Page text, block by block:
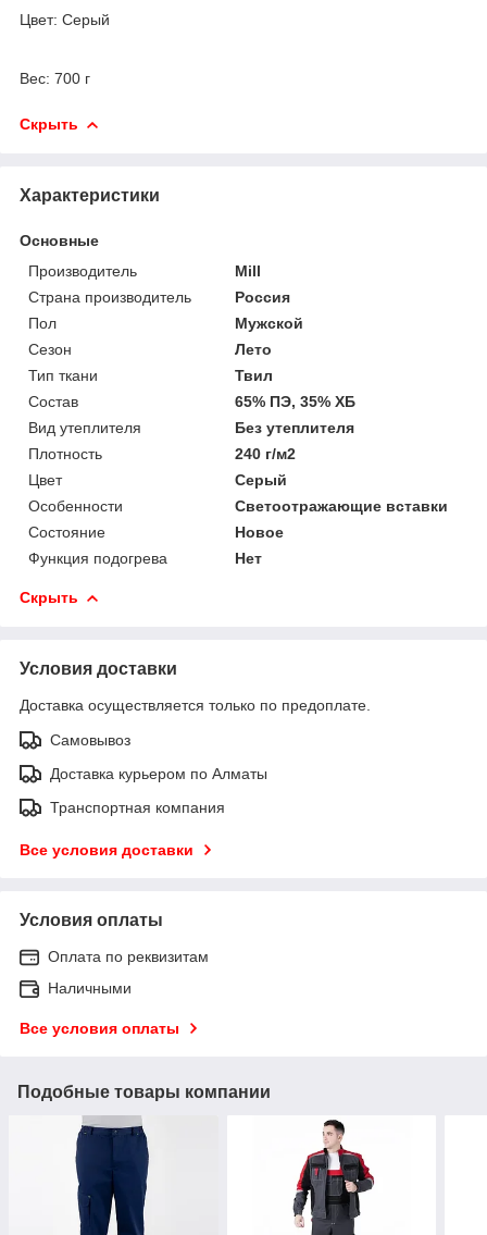
Цвет: Серый
Вес: 700 г
Скрыть
Характеристики
Основные
Производитель
Mill
Страна производитель
Россия
Пол
Мужской
Сезон
Лето
Тип ткани
Твил
Состав
65% ПЭ, 35% ХБ
Вид утеплителя
Без утеплителя
Плотность
240 г/м2
Цвет
Серый
Особенности
Светоотражающие вставки
Состояние
Новое
Функция подогрева
Нет
Скрыть
Условия доставки
Доставка осуществляется только по предоплате.
Самовывоз
Доставка курьером по Алматы
Транспортная компания
Все условия доставки
Условия оплаты
Оплата по реквизитам
Наличными
Все условия оплаты
Подобные товары компании